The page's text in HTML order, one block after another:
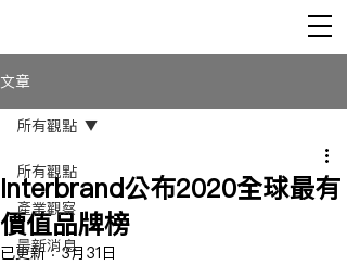
文章
所有觀點
產業觀察
最新消息
所有觀點
Interbrand公布2020全球最有
價值品牌榜
已更新：3月31日